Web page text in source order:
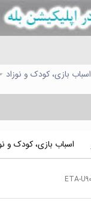
اسباب بازی، کودک و نوزاد
اسباب بازی، کودک و